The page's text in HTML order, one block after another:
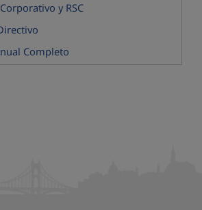
y RSC
Completo